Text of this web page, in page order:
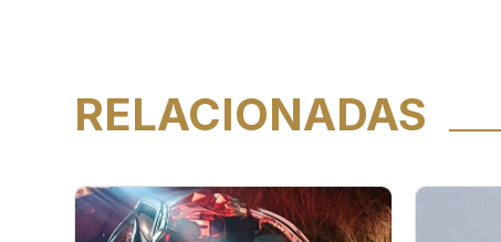
RELACIONADAS